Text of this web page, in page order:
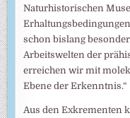
Naturhistorischen
schon bislang
Arbeitswelten der
erreichen wir mit
Ebene der Erkenntnis.“
Aus den Exkrementen